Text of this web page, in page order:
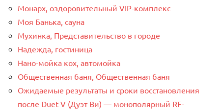
Монарх, оздоровительный VIP-комплекс
Моя Банька, сауна
Мухинка, Представительство в городе
Надежда, гостиница
Нано-мойка кох, автомойка
Общественная баня, Общественная баня
Ожидаемые результаты и сроки восстановления
после Duet V (Дуэт Ви) — монополярный RF-